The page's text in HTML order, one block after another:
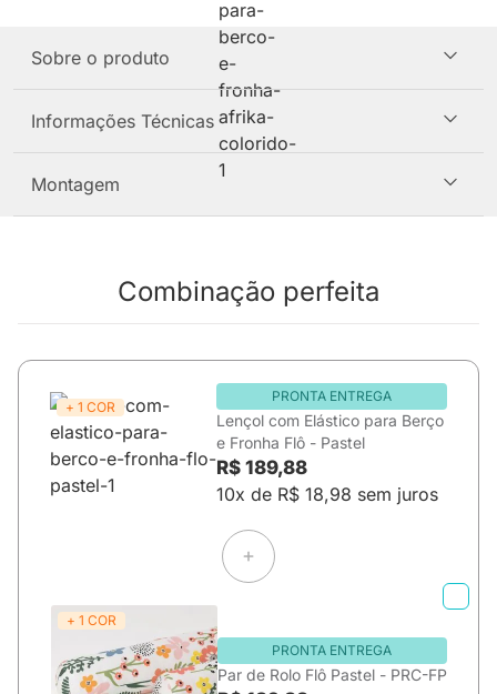
Sobre o produto
Informações Técnicas
Montagem
Combinação perfeita
+ 1 COR
PRONTA ENTREGA
Lençol com Elástico para Berço
e Fronha Flô - Pastel
R$ 189,88
10x de R$ 18,98 sem juros
+ 1 COR
PRONTA ENTREGA
Par de Rolo Flô Pastel - PRC-FP